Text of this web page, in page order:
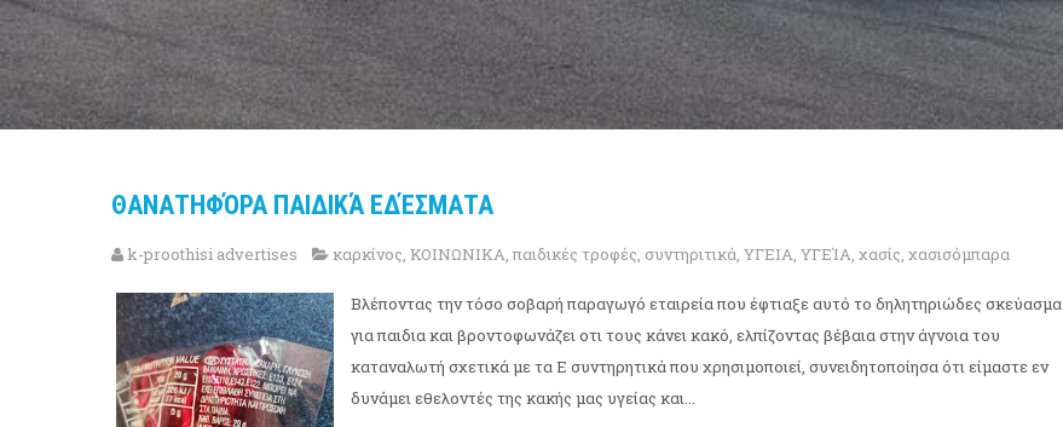
ΘΑΝΑΤΗΦΌΡΑ ΠΑΙΔΙΚΆ ΕΔΈΣΜΑΤΑ
k-proothisi advertises καρκίνος, ΚΟΙΝΩΝΙΚΑ, παιδικές τροφές, συντηριτικά, ΥΓΕΙΑ, ΥΓΕΊΑ, χασίς, χασισόμπαρα
Βλέποντας την τόσο σοβαρή παραγωγό εταιρεία που έφτιαξε αυτό το δηλητηριώδες σκεύασμα
για παιδια και βροντοφωνάζει οτι τους κάνει κακό, ελπίζοντας βέβαια στην άγνοια του
καταναλωτή σχετικά με τα Ε συντηρητικά που χρησιμοποιεί, συνειδητοποίησα ότι είμαστε εν
δυνάμει εθελοντές της κακής μας υγείας και...